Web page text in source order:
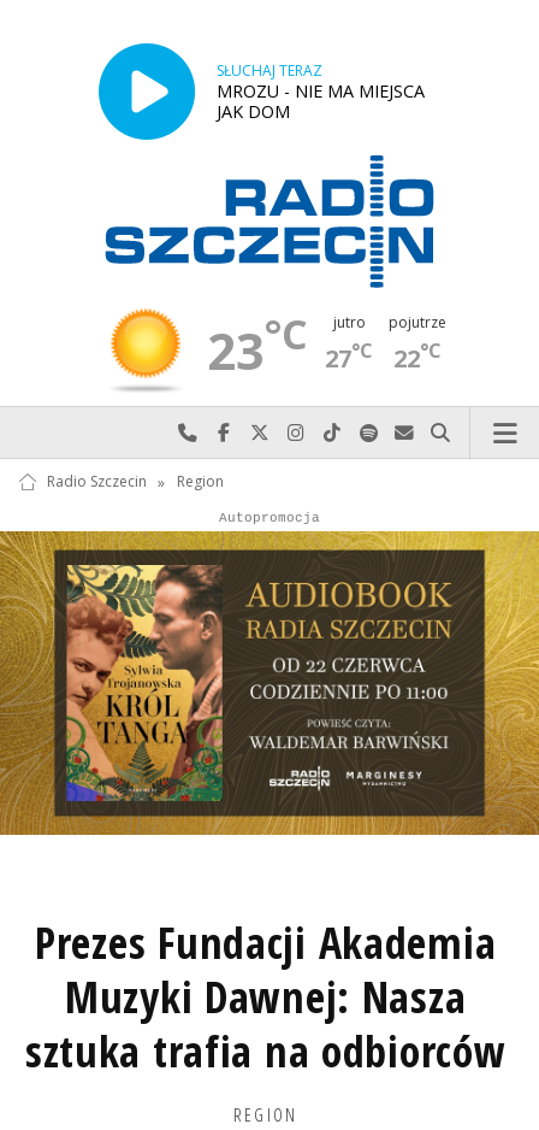
SŁUCHAJ TERAZ
MROZU - NIE MA MIEJSCA
JAK DOM
23°C jutro
27°C
pojutrze
22°C
Najlepiej po prostu do nas zadzwoń
Odwiedź nas na Facebook-u
Odwiedź nas na X
Odwiedź nas na Instagram-ie
Odwiedź nas na TikTok-u
Szukaj nas na Spotify
Wyślij do nas
Szukaj
Radio Szczecin » Region
Reklama
Autopromocja
Prezes Fundacji Akademia
Muzyki Dawnej: Nasza
sztuka trafia na odbiorców
REGION